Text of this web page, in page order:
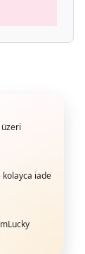
kolayca iade